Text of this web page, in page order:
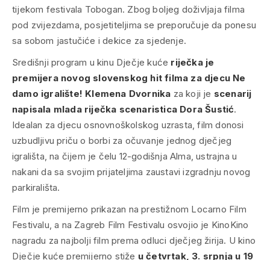
tijekom festivala Tobogan. Zbog boljeg doživljaja filma
pod zvijezdama, posjetiteljima se preporučuje da ponesu
sa sobom jastučiće i dekice za sjedenje.
Središnji program u kinu Dječje kuće riječka je
premijera novog slovenskog hit filma za djecu Ne
damo igralište! Klemena Dvornika za koji je scenarij
napisala mlada riječka scenaristica Dora Šustić.
Idealan za djecu osnovnoškolskog uzrasta, film donosi
uzbudljivu priču o borbi za očuvanje jednog dječjeg
igrališta, na čijem je čelu 12-godišnja Alma, ustrajna u
nakani da sa svojim prijateljima zaustavi izgradnju novog
parkirališta.
Film je premijerno prikazan na prestižnom Locarno Film
Festivalu, a na Zagreb Film Festivalu osvojio je KinoKino
nagradu za najbolji film prema odluci dječjeg žirija. U kino
Dječje kuće premijerno stiže u četvrtak, 3. srpnja u 19